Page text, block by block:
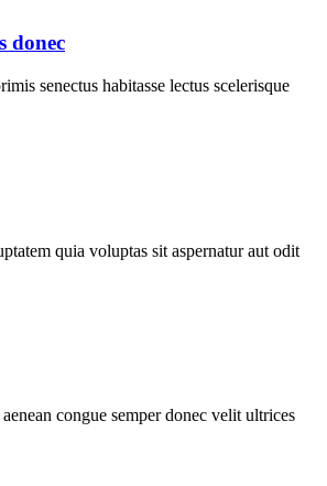
donec
senectus habitasse lectus scelerisque
quia voluptas sit aspernatur aut odit
congue semper donec velit ultrices